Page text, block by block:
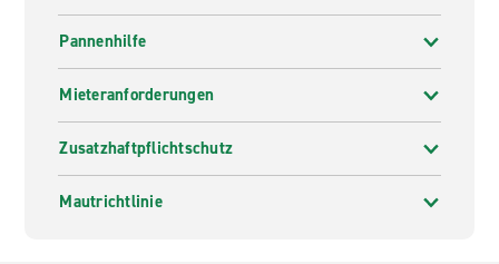
Pannenhilfe
Mieteranforderungen
Zusatzhaftpflichtschutz
Mautrichtlinie